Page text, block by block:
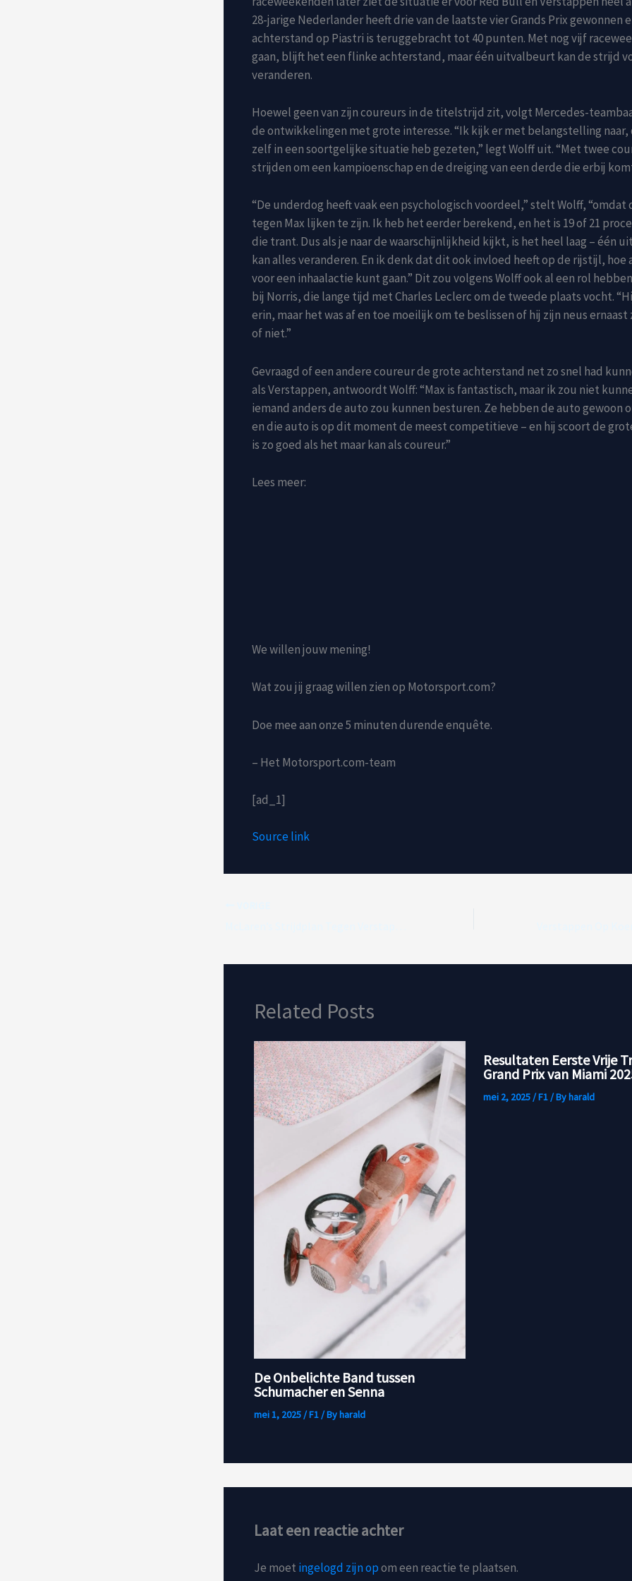
28-jarige Nederlander heeft drie van de laatste vier Grands Prix gewonnen
achterstand op Piastri is teruggebracht tot 40 punten. Met nog vijf
gaan, blijft het een flinke achterstand, maar één uitvalbeurt kan de strijd
veranderen.
Hoewel geen van zijn coureurs in de titelstrijd zit, volgt Mercedes-
de ontwikkelingen met grote interesse. “Ik kijk er met belangstelling
zelf in een soortgelijke situatie heb gezeten,” legt Wolff uit. “Met twee
strijden om een kampioenschap en de dreiging van een derde die erbij
“De underdog heeft vaak een psychologisch voordeel,” stelt Wolff, “omdat
tegen Max lijken te zijn. Ik heb het eerder berekend, en het is 19 of 21
die trant. Dus als je naar de waarschijnlijkheid kijkt, is het heel laag – één
kan alles veranderen. En ik denk dat dit ook invloed heeft op de rijstijl, hoe
voor een inhaalactie kunt gaan.” Dit zou volgens Wolff ook al een rol
bij Norris, die lange tijd met Charles Leclerc om de tweede plaats vocht.
erin, maar het was af en toe moeilijk om te beslissen of hij zijn neus
of niet.”
Gevraagd of een andere coureur de grote achterstand net zo snel had
als Verstappen, antwoordt Wolff: “Max is fantastisch, maar ik zou niet
iemand anders de auto zou kunnen besturen. Ze hebben de auto gewoon
en die auto is op dit moment de meest competitieve – en hij scoort de
is zo goed als het maar kan als coureur.”
Lees meer:
We willen jouw mening!
Wat zou jij graag willen zien op Motorsport.com?
Doe mee aan onze 5 minuten durende enquête.
– Het Motorsport.com-team
[ad_1]
Source link
Related Posts
De Onbelichte Band tussen
Schumacher en Senna
mei 1, 2025/F1/ Byharald
Resultaten Eerste Vrije
Grand Prix van Miami
mei 2, 2025/F1/ Byharald
Laat een reactie achter
Je moet ingelogd zijn opom een reactie te plaatsen.